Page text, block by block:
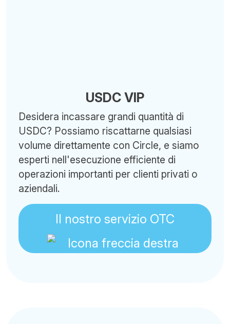
USDC VIP
Desidera incassare grandi quantità di
USDC? Possiamo riscattarne qualsiasi
volume direttamente con Circle, e siamo
esperti nell'esecuzione efficiente di
operazioni importanti per clienti privati o
aziendali.
Il nostro servizio OTC